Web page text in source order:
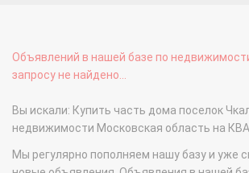
Объявлений в нашей базе по
запросу не найдено...
Вы искали: Купить часть дома поселок
недвижимости Московская область на
Мы регулярно пополняем нашу базу и уже